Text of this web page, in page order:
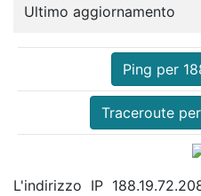
Ultimo aggiornamento
Ping per
Traceroute
L'indirizzo IP